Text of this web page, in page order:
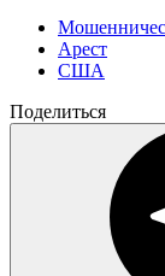
Арест
США
Поделиться